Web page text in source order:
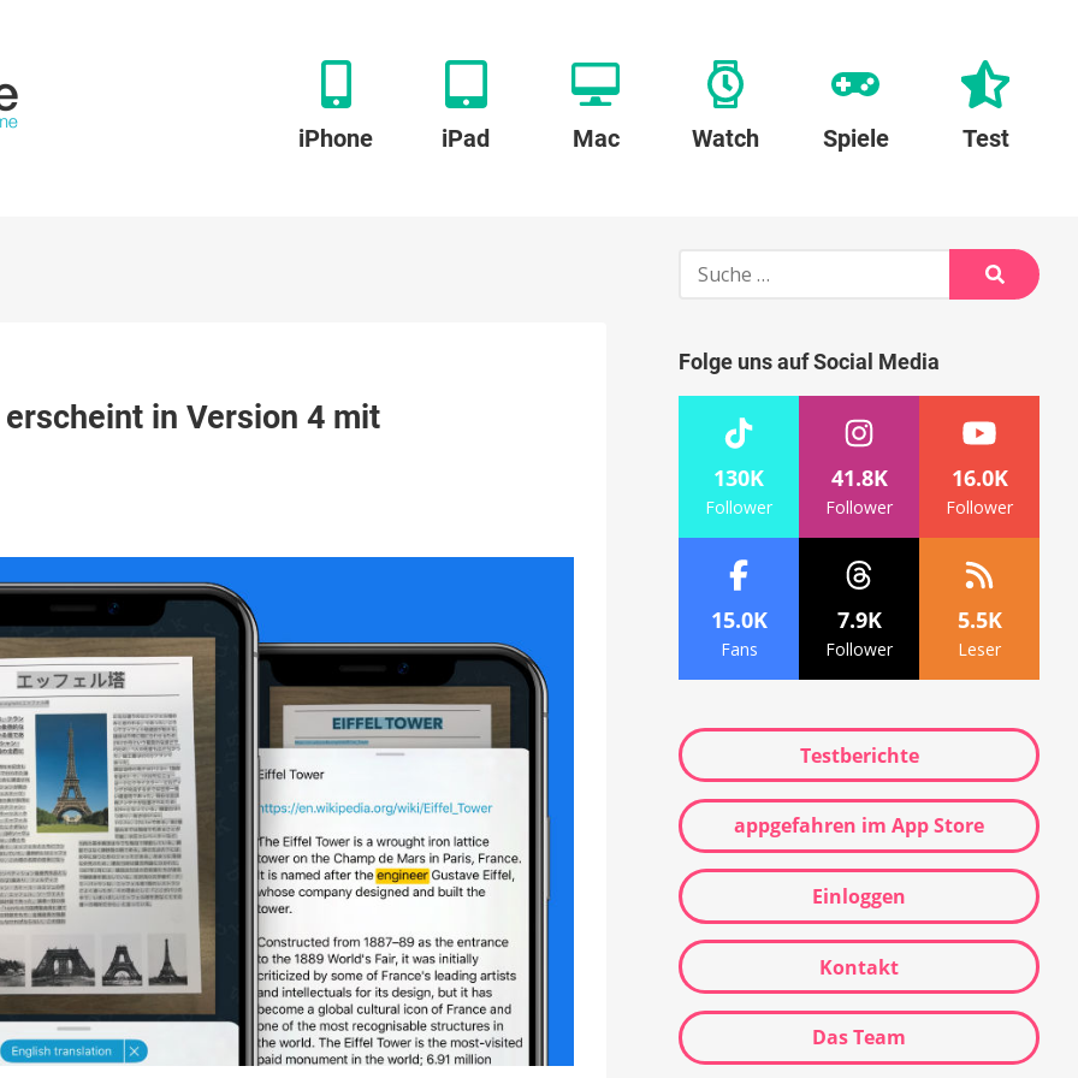
iPhone iPad Mac Watch Spiele Test
in Version 4 mit
Suche
Suche
Folge uns auf Social Media
130K
Follower
41.8K
Follower
16.0K
Follower
15.0K
Fans
7.9K
Follower
5.5K
Leser
Testberichte
appgefahren im App Store
Einloggen
Kontakt
Das Team